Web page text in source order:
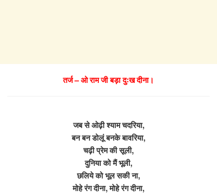
तर्ज – ओ राम जी बड़ा दुःख दीना।
जब से ओढ़ी श्याम चदरिया,
बन बन डोलूं बनके बावरिया,
चढ़ी प्रेम की सूली,
दुनिया को मैं भूली,
छलिये को भूल सकी ना,
मोहे रंग दीना, मोहे रंग दीना,